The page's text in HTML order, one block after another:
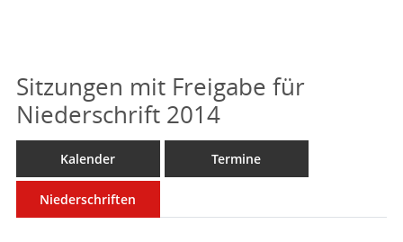
Sitzungen mit Freigabe für
Niederschrift 2014
Kalender Termine
Niederschriften